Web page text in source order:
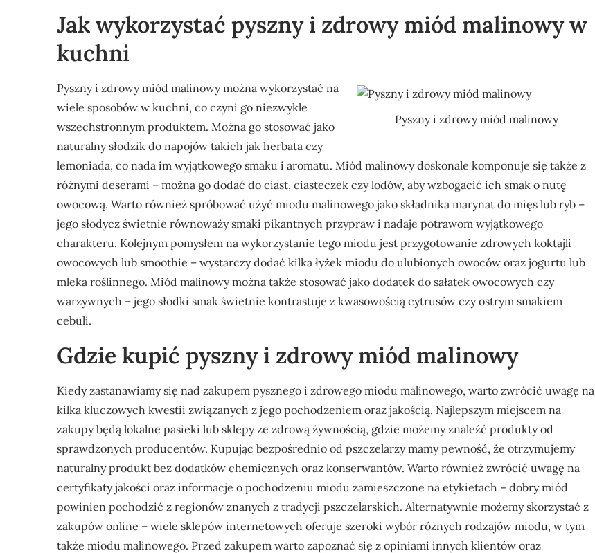
Jak wykorzystać pyszny i zdrowy miód malinowy w
kuchni
Pyszny i zdrowy miód malinowy
Pyszny i zdrowy miód malinowy można wykorzystać na
wiele sposobów w kuchni, co czyni go niezwykle
wszechstronnym produktem. Można go stosować jako
naturalny słodzik do napojów takich jak herbata czy
lemoniada, co nada im wyjątkowego smaku i aromatu. Miód malinowy doskonale komponuje się także z
różnymi deserami – można go dodać do ciast, ciasteczek czy lodów, aby wzbogacić ich smak o nutę
owocową. Warto również spróbować użyć miodu malinowego jako składnika marynat do mięs lub ryb –
jego słodycz świetnie równoważy smaki pikantnych przypraw i nadaje potrawom wyjątkowego
charakteru. Kolejnym pomysłem na wykorzystanie tego miodu jest przygotowanie zdrowych koktajli
owocowych lub smoothie – wystarczy dodać kilka łyżek miodu do ulubionych owoców oraz jogurtu lub
mleka roślinnego. Miód malinowy można także stosować jako dodatek do sałatek owocowych czy
warzywnych – jego słodki smak świetnie kontrastuje z kwasowością cytrusów czy ostrym smakiem
cebuli.
Gdzie kupić pyszny i zdrowy miód malinowy
Kiedy zastanawiamy się nad zakupem pysznego i zdrowego miodu malinowego, warto zwrócić uwagę na
kilka kluczowych kwestii związanych z jego pochodzeniem oraz jakością. Najlepszym miejscem na
zakupy będą lokalne pasieki lub sklepy ze zdrową żywnością, gdzie możemy znaleźć produkty od
sprawdzonych producentów. Kupując bezpośrednio od pszczelarzy mamy pewność, że otrzymujemy
naturalny produkt bez dodatków chemicznych oraz konserwantów. Warto również zwrócić uwagę na
certyfikaty jakości oraz informacje o pochodzeniu miodu zamieszczone na etykietach – dobry miód
powinien pochodzić z regionów znanych z tradycji pszczelarskich. Alternatywnie możemy skorzystać z
zakupów online – wiele sklepów internetowych oferuje szeroki wybór różnych rodzajów miodu, w tym
także miodu malinowego. Przed zakupem warto zapoznać się z opiniami innych klientów oraz